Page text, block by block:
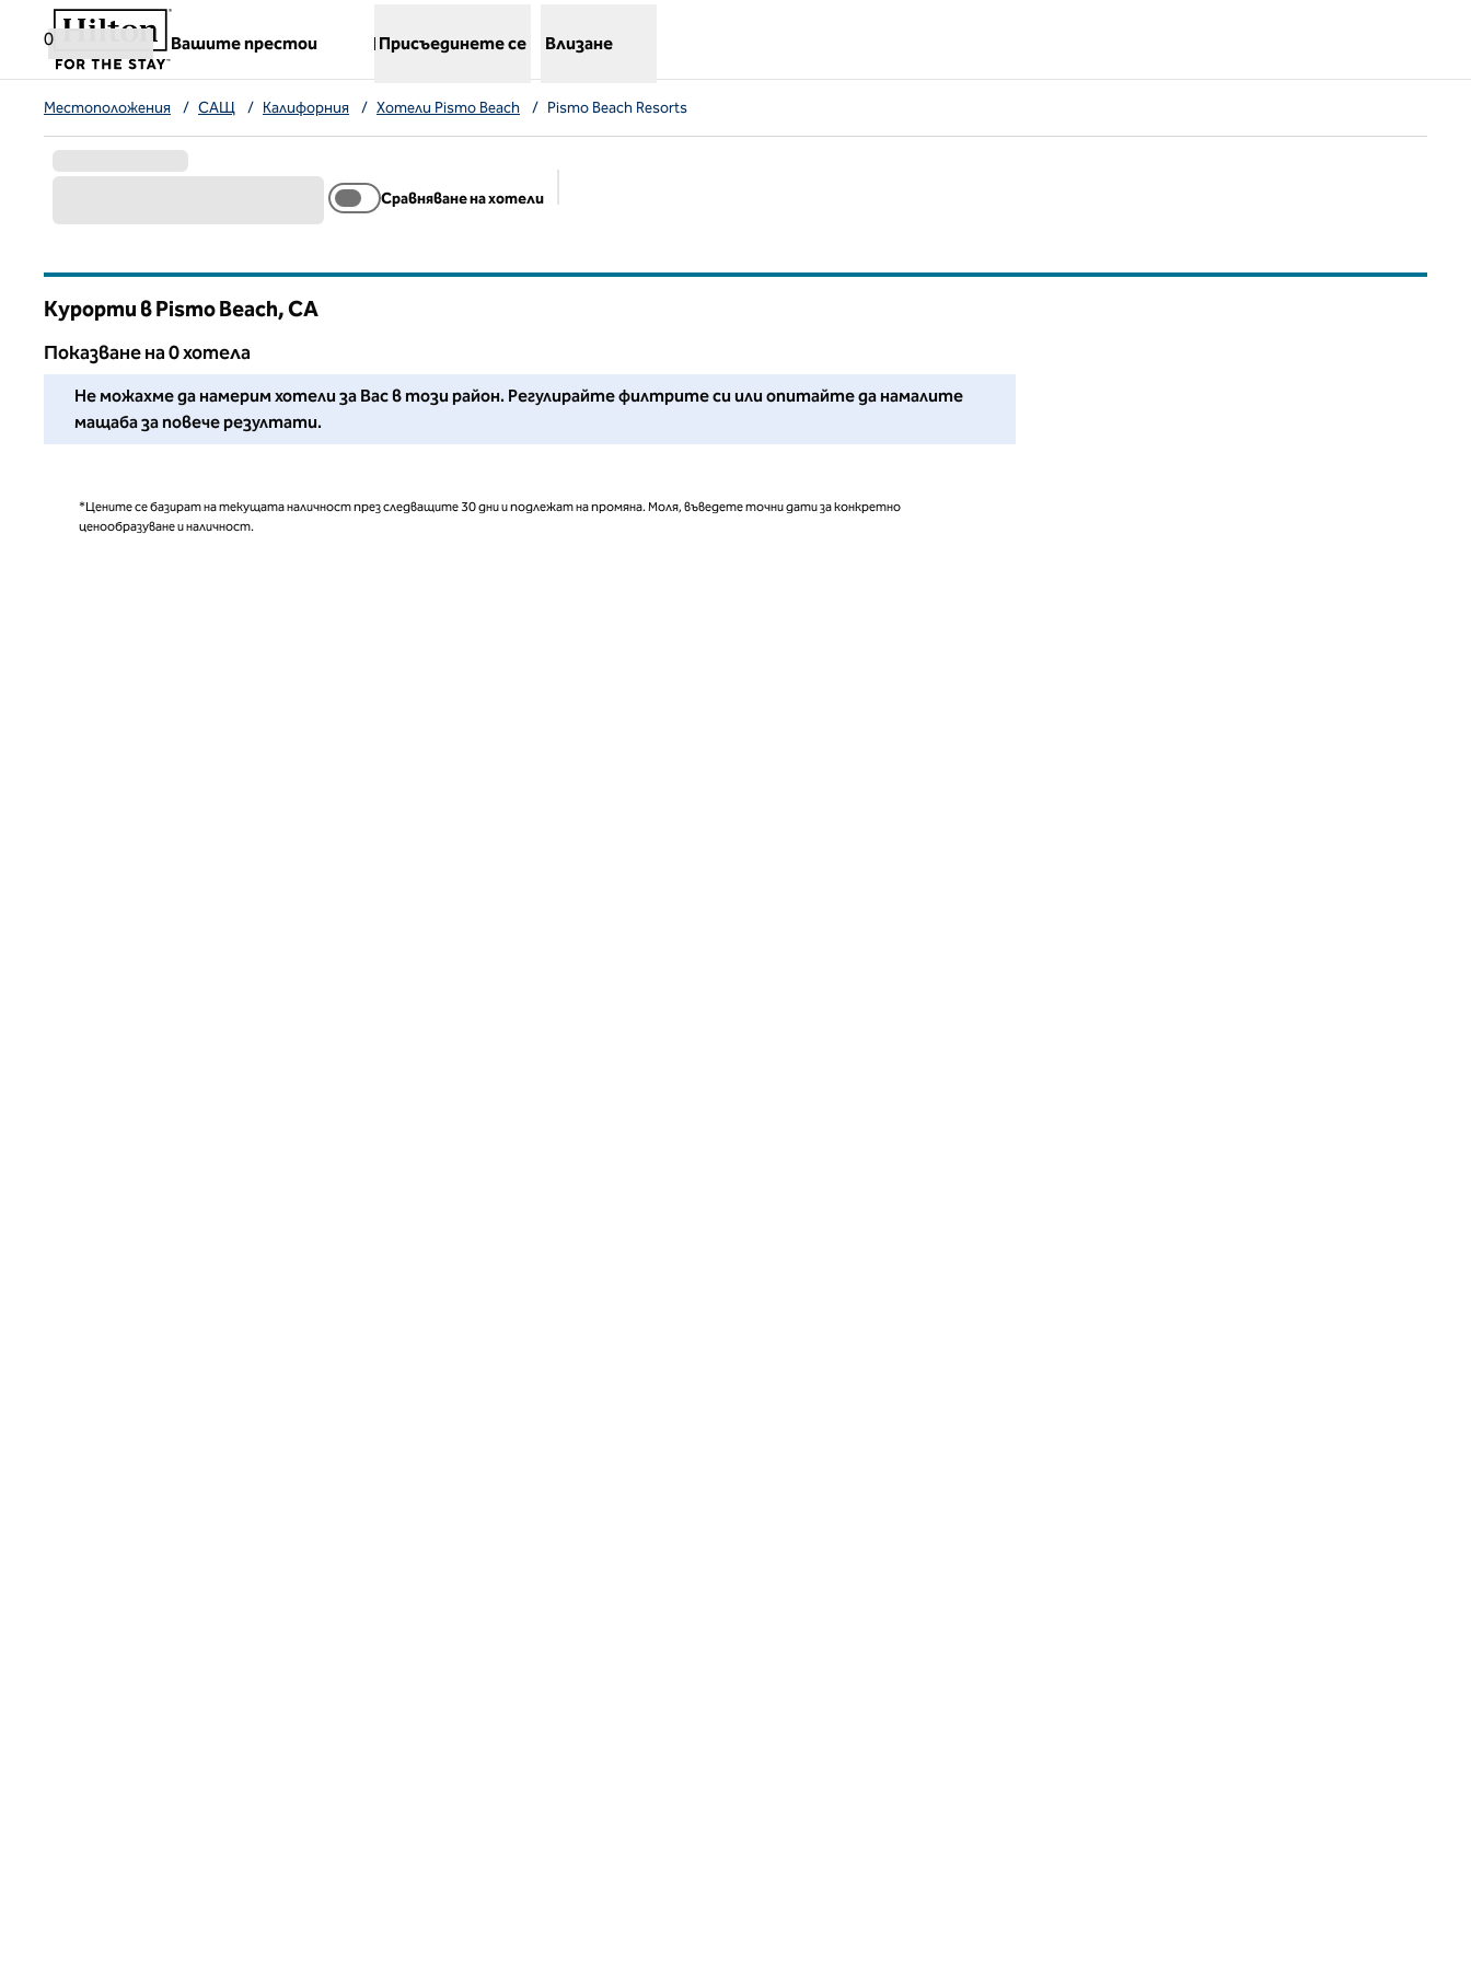
Прескачане към съдържанието
0
Вашите престои
,отваря нов раздел
Присъединете се Влизане
Местоположения / САЩ / Калифорния / Хотели Pismo Beach / Pismo Beach Resorts
Сравняване на хотели
Курорти в Pismo Beach,CA
Показване на 0 хотела
Не можахме да намерим хотели за Вас в този район. Регулирайте филтрите си или опитайте да намалите мащаба за повече резултати.
Не можахме да намерим хотели за Вас в този район. Регулирайте филтрите си или опитайте да намалите
мащаба за повече резултати.
*Цените се базират на текущата наличност през следващите 30 дни и подлежат на промяна. Моля, въведете точни дати за конкретно
ценообразуване и наличност.